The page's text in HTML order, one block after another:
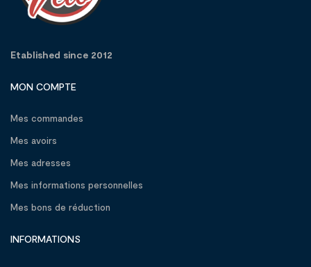
Etablished since 2012
MON COMPTE
Mes commandes
Mes avoirs
Mes adresses
Mes informations personnelles
Mes bons de réduction
INFORMATIONS